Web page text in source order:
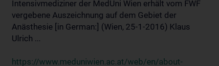
Intensivmediziner der MedUni Wien erhält vom FWF
vergebene Auszeichnung auf dem Gebiet der
Anästhesie [in German:] (Wien, 25-1-2016) Klaus
Ulrich ...
https://www.meduniwien.ac.at/web/en/about-